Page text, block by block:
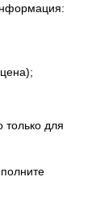
только для